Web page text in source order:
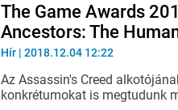
The Game Awards
Ancestors: The
Hír | 2018.12.04 12:22
Az Assassin's Creed
konkrétumokat is megtudunk